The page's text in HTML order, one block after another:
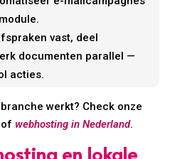
vast, deel
documenten parallel —
acties.
werkt? Check onze
ofwebhosting in Nederland.
en lokale